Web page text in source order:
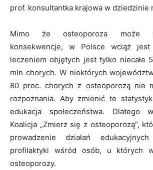
prof. konsultantka krajowa w dziedzinie
Mimo że osteoporoza może
konsekwencje, w Polsce wciąż jest
leczeniem objętych jest tylko niecałe
mln chorych. W niektórych
80 proc. chorych z osteoporozą nie
rozpoznania. Aby zmienić te
edukacja społeczeństwa. Dlatego
Koalicja „Zmierz się z osteoporozą”,
prowadzenie działań
profilaktyki wśród osób, u których
osteoporozy.